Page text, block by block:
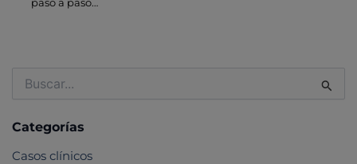
por:
Categorías
Casos clínicos